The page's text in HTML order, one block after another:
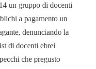
un gruppo di docenti
a pagamento un
denunciando la
di docenti ebrei
che pregusto